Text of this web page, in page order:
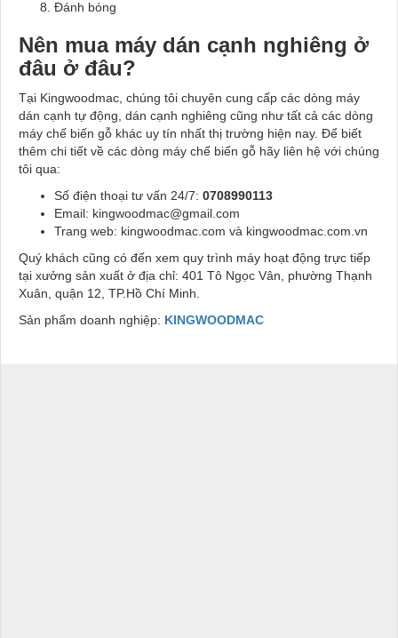
Đánh bóng
Nên mua máy dán cạnh nghiêng ở
đâu ở đâu?
Tại Kingwoodmac, chúng tôi chuyên cung cấp các dòng máy
dán cạnh tự động, dán cạnh nghiêng cũng như tất cả các dòng
máy chế biến gỗ khác uy tín nhất thị trường hiện nay. Để biết
thêm chi tiết về các dòng máy chế biến gỗ hãy liên hệ với chúng
tôi qua:
Số điện thoại tư vấn 24/7: 0708990113
Email: kingwoodmac@gmail.com
Trang web: kingwoodmac.com và kingwoodmac.com.vn
Quý khách cũng có đến xem quy trình máy hoạt động trực tiếp
tại xưởng sản xuất ở địa chỉ: 401 Tô Ngọc Vân, phường Thạnh
Xuân, quận 12, TP.Hồ Chí Minh.
Sản phẩm doanh nghiệp: KINGWOODMAC